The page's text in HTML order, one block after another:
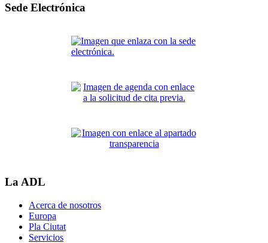
Sede Electrónica
La ADL
Acerca de nosotros
Europa
Pla Ciutat
Servicios